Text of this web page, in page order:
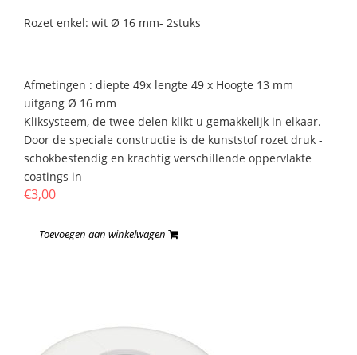
Rozet enkel: wit Ø 16 mm- 2stuks
Afmetingen : diepte 49x lengte 49 x Hoogte 13 mm
uitgang Ø 16 mm
Kliksysteem, de twee delen klikt u gemakkelijk in elkaar.
Door de speciale constructie is de kunststof rozet druk -
schokbestendig en krachtig verschillende oppervlakte
coatings in
€3,00
Toevoegen aan winkelwagen